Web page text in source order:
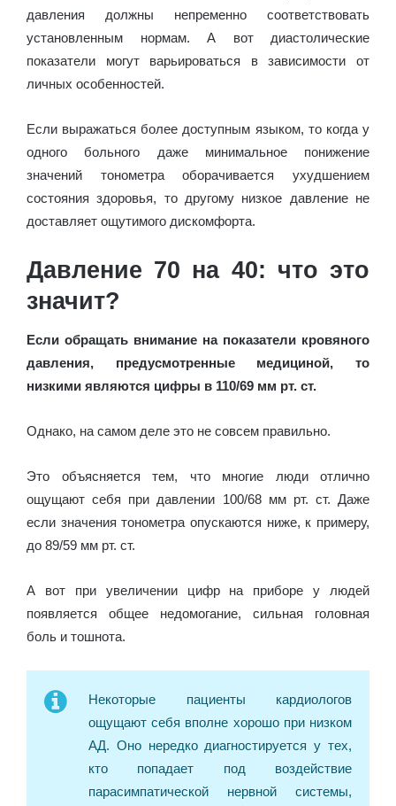
давления должны непременно соответствовать
установленным нормам. А вот диастолические
показатели могут варьироваться в зависимости от
личных особенностей.
Если выражаться более доступным языком, то когда у
одного больного даже минимальное понижение
значений тонометра оборачивается ухудшением
состояния здоровья, то другому низкое давление не
доставляет ощутимого дискомфорта.
Давление 70 на 40: что это
значит?
Если обращать внимание на показатели кровяного
давления, предусмотренные медициной, то
низкими являются цифры в 110/69 мм рт. ст.
Однако, на самом деле это не совсем правильно.
Это объясняется тем, что многие люди отлично
ощущают себя при давлении 100/68 мм рт. ст. Даже
если значения тонометра опускаются ниже, к примеру,
до 89/59 мм рт. ст.
А вот при увеличении цифр на приборе у людей
появляется общее недомогание, сильная головная
боль и тошнота.
Некоторые пациенты кардиологов
ощущают себя вполне хорошо при низком
АД. Оно нередко диагностируется у тех,
кто попадает под воздействие
парасимпатической нервной системы,